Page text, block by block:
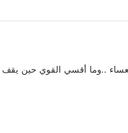
..وما أقسي القوي حين يقف